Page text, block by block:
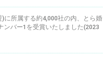
に所属する約4,000社の内、とら婚
ンバー1を受賞いたしました(2023